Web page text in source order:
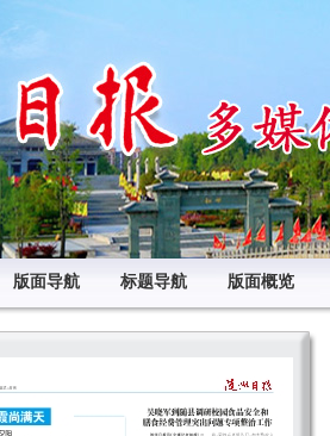
版面导航 标题导航 版面概览